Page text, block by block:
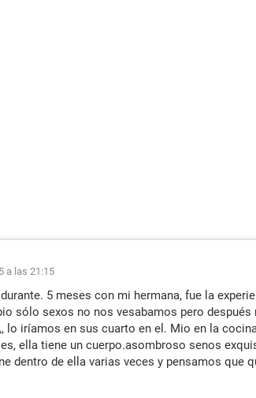
a las 21:15
5 meses con mi hermana, fue la
sólo sexos no nos vesabamos pero después
lo iríamos en sus cuarto en el. Mio en la
ella tiene un cuerpo.asombroso senos
dentro de ella varias veces y pensamos que